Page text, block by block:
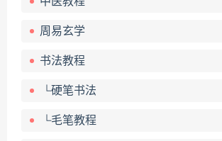
周易玄学
书法教程
└硬笔书法
└毛笔教程